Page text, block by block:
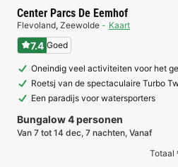
Center Parcs De Eemhof
Flevoland, Zeewolde Kaart
7.4 Goed
Oneindig veel activiteiten voor het
Roetsj van de spectaculaire Turbo
Een paradijs voor watersporters
Bungalow 4 personen
Van 7 tot 14 dec, 7 nachten, Vanaf
Totaal